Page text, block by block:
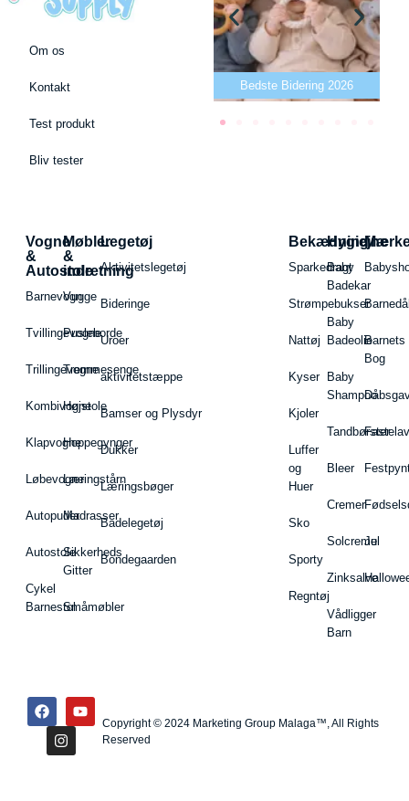
Om os
Kontakt
Test produkt
Bliv tester
Bedste puslepude 2026 Bedste Bidering 2026
Vogne
&
Autostole
Barnevogn
Tvillingevogne
Trillingevogne
Kombivogne
Klapvogne
Løbevogne
Autopuder
Autostole
Cykel
Barnestol
Møbler
&
indretning
Vugge
Pusleborde
Tremmesenge
Højstole
Hoppegynger
Læringstårn
Madrasser
Sikkerheds
Gitter
Småmøbler
Legetøj
Aktivitetslegetøj
Bideringe
Uroer
aktivitetstæppe
Bamser og Plysdyr
Dukker
Læringsbøger
Badelegetøj
Bondegaarden
Bekædning
Sparkedragt
Strømpebukser
Nattøj
Kyser
Kjoler
Luffer
og
Huer
Sko
Sporty
Regntøj
Hygiejne
Baby
Badekar
Baby
Badeolie
Baby
Shampoo
Tandbørster
Bleer
Cremer
Solcreme
Zinksalve
Vådligger
Barn
Barnets
Bog
Jul
Copyright © 2024 Marketing Group Malaga™, All Rights
Reserved